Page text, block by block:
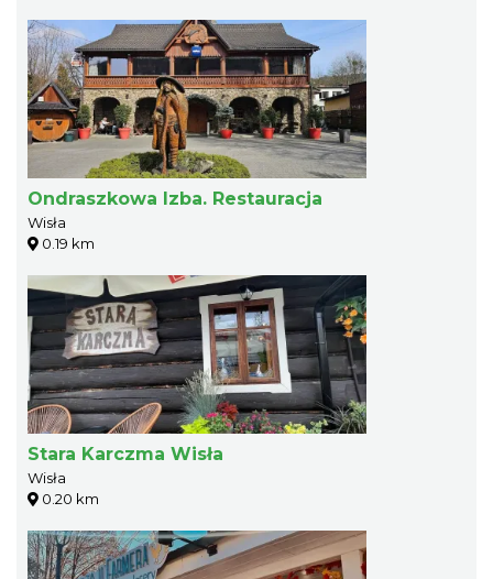
Ondraszkowa Izba. Restauracja
Wisła
0.19 km
Stara Karczma Wisła
Wisła
0.20 km